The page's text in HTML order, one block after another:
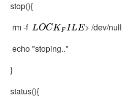
stop(){
rm -f LOCKFILE
> /dev/null
echo "stoping.."
}
status(){